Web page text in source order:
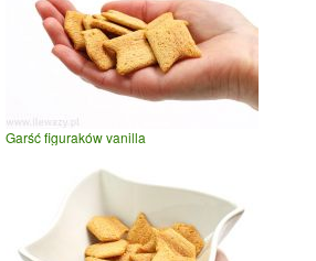
Garść figuraków vanilla